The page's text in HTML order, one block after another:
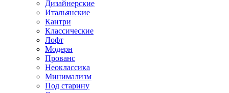
Дизайнерские
Итальянские
Кантри
Классические
Лофт
Модерн
Прованс
Неоклассика
Минимализм
Под старину